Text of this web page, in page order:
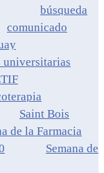
búsqueda
comunicado
universitarias
Saint Bois
de la Farmacia
Semana de